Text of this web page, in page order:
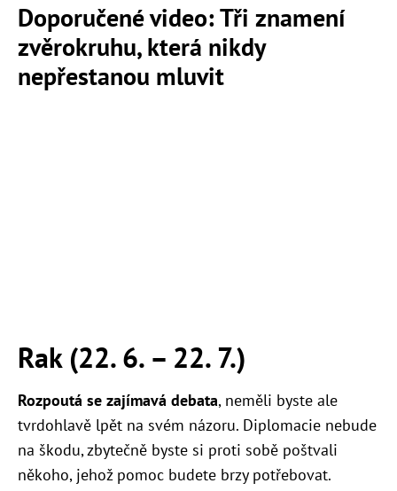
Doporučené video: Tři znamení
zvěrokruhu, která nikdy
nepřestanou mluvit
Rak (22. 6. – 22. 7.)
Rozpoutá se zajímavá debata, neměli byste ale
tvrdohlavě lpět na svém názoru. Diplomacie nebude
na škodu, zbytečně byste si proti sobě poštvali
někoho, jehož pomoc budete brzy potřebovat.